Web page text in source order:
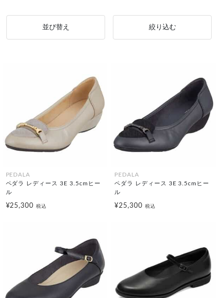
並び替え 絞り込む
PEDALA
ペダラ レディース 3E 3.5cmヒー
ル
¥25,300税込
PEDALA
ペダラ レディース 3E 3.5cmヒー
ル
¥25,300 税込